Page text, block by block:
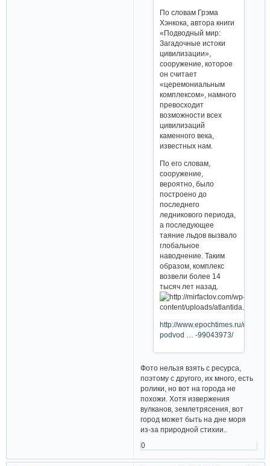
По словам Грэма
Хэнкока, автора книги
«Подводный мир:
Загадочные истоки
цивилизации»,
сооружение, которое
он считает
«церемониальным
комплексом», намного
превосходит
возможности всех
цивилизаций
каменного века,
известных нам.
По его словам,
сооружение,
вероятно, было
построено до
последнего
ледникового периода,
а последующее
таяние льдов вызвало
глобальное
наводнение. Таким
образом, комплекс
возвели более 14
тысяч лет назад.
http://www.epochtimes.ru/drevnie-
podvod … -99043973/
Фото нельзя взять с ресурса,
поэтому с другого, их много, есть
ролики, но вот на города не
похожи. Хотя извержения
вулканов, землетрясения, вот
город может быть на дне моря
из-за природной стихии..
0